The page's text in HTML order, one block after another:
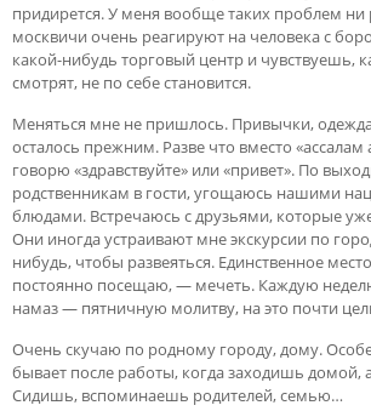
придирется. У меня вообще таких проблем ни
москвичи очень реагируют на человека с
какой-нибудь торговый центр и чувствуешь,
смотрят, не по себе становится.
Меняться мне не пришлось. Привычки,
осталось прежним. Разве что вместо
говорю «здравствуйте» или «привет». По
родственникам в гости, угощаюсь нашими
блюдами. Встречаюсь с друзьями, которые
Они иногда устраивают мне экскурсии по
нибудь, чтобы развеяться. Единственное
постоянно посещаю, — мечеть. Каждую
намаз — пятничную молитву, на это почти
Очень скучаю по родному городу, дому.
бывает после работы, когда заходишь домой,
Сидишь, вспоминаешь родителей, семью…